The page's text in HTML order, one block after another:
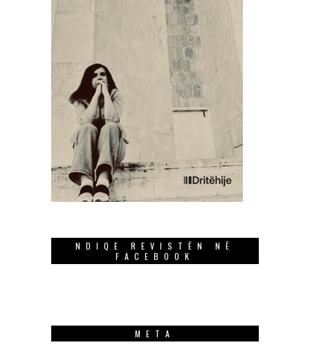
NDIQE REVISTËN NË
FACEBOOK
META